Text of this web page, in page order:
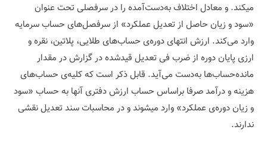
میکند. و معادل اختلاف به‌دست‌آمده را در سرفصلی تحت عنوان
«سود و زیان حاصل از تعدیل عملکرد» از سرفصل‌های حساب سرمایه
وارد می‌کند. ارزش انتهای دوره‌ی حساب‌های طلایی، پلاتین، نقره و
ارزی پایان دوره از ضرب فی تعدیل قیدشده در گزارش در مقدار
مانده‌حساب‌ها به‌دست می‌آید. قابل ذکر است که کلیه‌ی حساب‌های
هزینه و درآمد صرفا براساس حساب ارزش دفتری آنها به حساب «سود
و زیان دوره‌ی عملکرد» وارد میشوند و در محاسبات سند تعدیل نقشی
ندارند.